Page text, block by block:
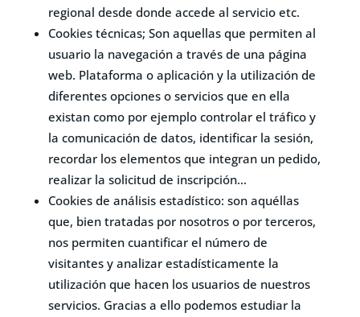
regional desde donde accede al servicio etc.
Cookies técnicas; Son aquellas que permiten al
usuario la navegación a través de una página
web. Plataforma o aplicación y la utilización de
diferentes opciones o servicios que en ella
existan como por ejemplo controlar el tráfico y
la comunicación de datos, identificar la sesión,
recordar los elementos que integran un pedido,
realizar la solicitud de inscripción…
Cookies de análisis estadístico: son aquéllas
que, bien tratadas por nosotros o por terceros,
nos permiten cuantificar el número de
visitantes y analizar estadísticamente la
utilización que hacen los usuarios de nuestros
servicios. Gracias a ello podemos estudiar la